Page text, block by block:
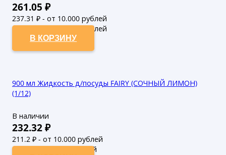
261.05 ₽
237.31 ₽ - от 10.000 рублей
215.74₽ - от 50.000 рублей
В КОРЗИНУ
900 мл Жидкость д/посуды FAIRY (СОЧНЫЙ ЛИМОН)
(1/12)
В наличии
232.32₽
211.2 ₽ - от 10.000 рублей
192₽ - от 50.000 рублей